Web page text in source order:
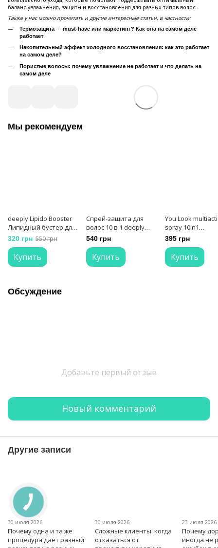
баланс увлажнения, защиты и восстановления для разных типов волос.
Также у нас можно прочитать и другие интересные статьи, в частности:
Термозащита — must-have или маркетинг? Как она на самом деле
работает
Накопительный эффект холодного восстановления: как это работает
на самом деле?
Пористые волосы: почему увлажнение не работает и что делать на
самом деле
Мы рекомендуем
deeply Lipido Booster
Липидный бустер для
реконструкции волос
320 грн 550 грн
Купить
Спрей-защита для
волос 10 в 1 deeply
protecting hair spray 10
in 1 200 мл
540 грн
Купить
You Look
spray 10in1
мультиспрей
мгновенного
действия 10в1
395 грн
Купить
Обсуждение
Добавьте первый отзыв
Новый комментарий
Другие записи
30 июля 2026
Почему одна и та же
процедура дает разный
30 июля 2026
Сложные клиенты: когда
отказаться от
23 июля 2026
Почему
иногда не